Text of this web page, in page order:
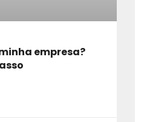
empresa?